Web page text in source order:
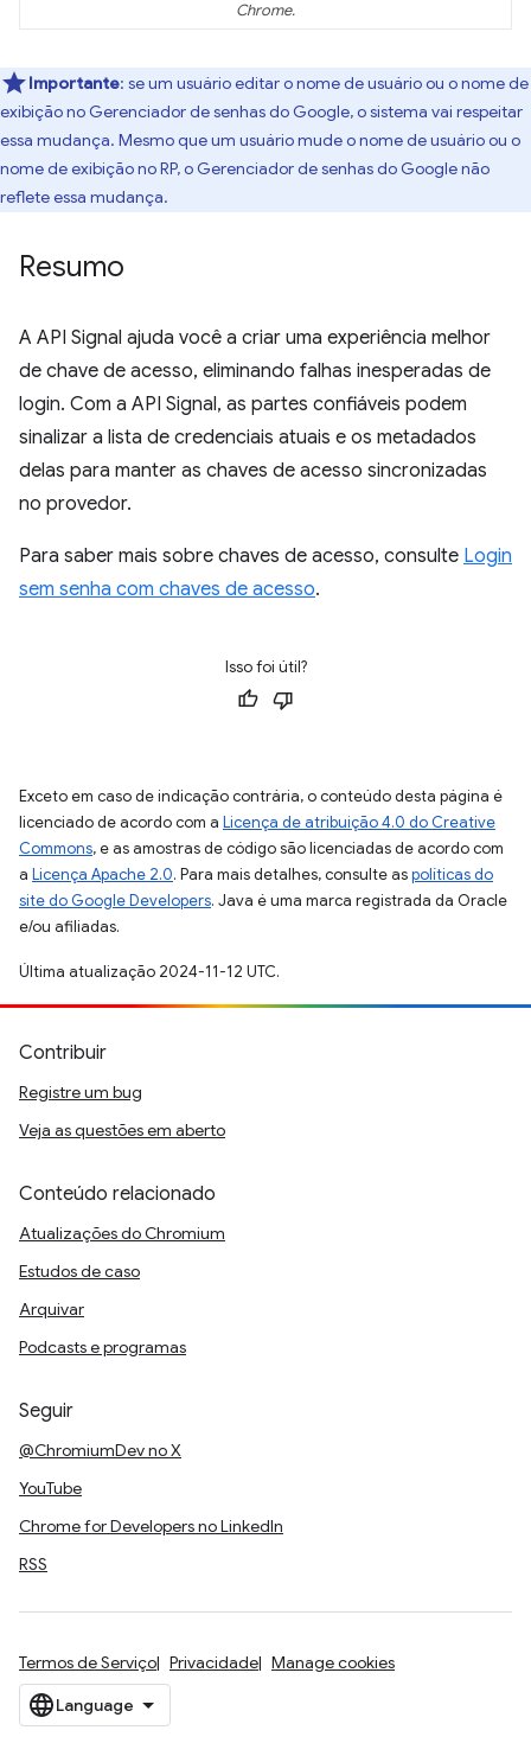
Chrome.
Importante: se um usuário editar o nome de usuário ou o nome de
exibição no Gerenciador de senhas do Google, o sistema vai respeitar
essa mudança. Mesmo que um usuário mude o nome de usuário ou o
nome de exibição no RP, o Gerenciador de senhas do Google não
reflete essa mudança.
Resumo
A API Signal ajuda você a criar uma experiência melhor
de chave de acesso, eliminando falhas inesperadas de
login. Com a API Signal, as partes confiáveis podem
sinalizar a lista de credenciais atuais e os metadados
delas para manter as chaves de acesso sincronizadas
no provedor.
Para saber mais sobre chaves de acesso, consulte Login
sem senha com chaves de acesso.
Isso foi útil?
Exceto em caso de indicação contrária, o conteúdo desta página é
licenciado de acordo com a Licença de atribuição 4.0 do Creative
Commons, e as amostras de código são licenciadas de acordo com
a Licença Apache 2.0. Para mais detalhes, consulte aspolíticas do
site do Google Developers. Java é uma marca registrada da Oracle
e/ou afiliadas.
Última atualização 2024-11-12 UTC.
Contribuir
Registre um bug
Veja as questões em aberto
Conteúdo relacionado
Atualizações do Chromium
Estudos de caso
Arquivar
Podcasts e programas
Seguir
@ChromiumDev no X
YouTube
Chrome for Developers no LinkedIn
RSS
Termos de Serviço Privacidade Manage cookies